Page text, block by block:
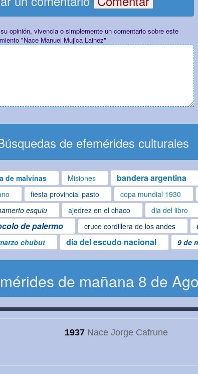
opinión, vivencia o simplemente un comentario sobre este
"Nace Manuel Mujica Lainez"
de efemérides culturales
de malvinas Misiones bandera argentina
fiesta provincial pasto copa mundial 1930
esquiu
ajedrez en el chaco dia del libro
de palermo cruce cordillera de los andes
chubut
día del escudo nacional 9 de
de mañana 8 de
1937Nace Jorge Cafrune